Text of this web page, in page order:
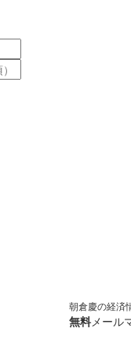
朝倉慶の経済
無料 メール